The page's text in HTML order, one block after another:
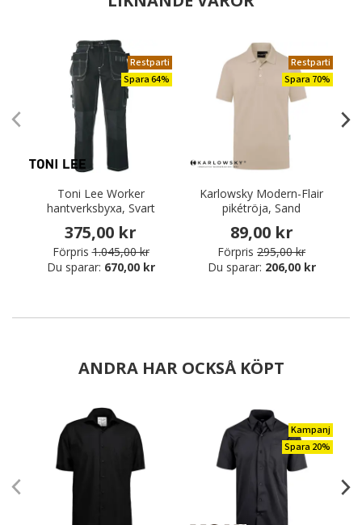
Restparti
Spara 64%
Toni Lee Worker
hantverksbyxa, Svart
375,00 kr
Förpris 1.045,00 kr
Du sparar: 670,00 kr
Restparti
Spara 70%
Karlowsky Modern-Flair
pikétröja, Sand
89,00 kr
Förpris 295,00 kr
Du sparar: 206,00 kr
ANDRA HAR OCKSÅ KÖPT
Kampanj
Spara 20%